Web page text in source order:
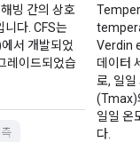
빙 간의 상호
니다. CFS는
서 개발되었
레이드되었습
Verdin
데이터
로, 일
(Tmax)
일일 온
다.